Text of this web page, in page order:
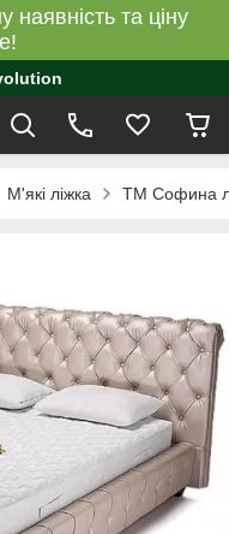
та ціну
М'які ліжка ТМ Софина